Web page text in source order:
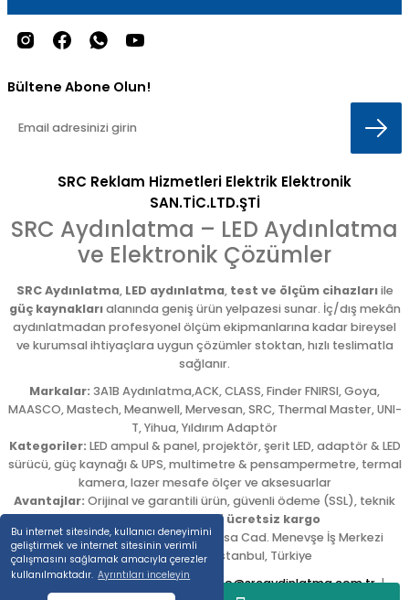
Bu internet sitesinde, kullanıcı deneyimini
geliştirmek ve internet sitesinin verimli
çalışmasını sağlamak amacıyla çerezler
kullanılmaktadır. Ayrıntıları inceleyin
Bültene Abone Olun!
SRC Reklam Hizmetleri Elektrik Elektronik
SAN.TİC.LTD.ŞTİ
SRC Aydınlatma – LED Aydınlatma
ve Elektronik Çözümler
SRC Aydınlatma, LED aydınlatma, test ve ölçüm cihazlarıile
güç kaynaklarıalanında geniş ürün yelpazesi sunar. İç/dış mekân
aydınlatmadan profesyonel ölçüm ekipmanlarına kadar bireysel
ve kurumsal ihtiyaçlara uygun çözümler stoktan, hızlı teslimatla
sağlanır.
Markalar: 3A1B Aydınlatma,ACK, CLASS, Finder FNIRSI, Goya,
MAASCO, Mastech, Meanwell, Mervesan, SRC, Thermal Master, UNI-
T, Yihua, Yıldırım Adaptör
Kategoriler: LED ampul & panel, projektör, şerit LED, adaptör & LED
sürücü, güç kaynağı & UPS, multimetre & pensampermetre, termal
kamera, lazer mesafe ölçer ve aksesuarlar
Avantajlar: Orijinal ve garantili ürün, güvenli ödeme (SSL), teknik
destek,5.000 TL üzeri ücretsiz kargo
Adres: Emekyemez Mah. Okçumusa Cad. Menevşe İş Merkezi
No:22/58,Beyoğlu/ İstanbul, Türkiye
Tel:0212 254 54 00|E-posta: info@srcaydinlatma.com.tr|